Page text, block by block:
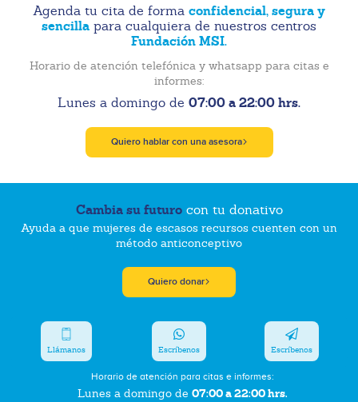
Agenda tu cita de forma confidencial, segura y
sencilla para cualquiera de nuestros centros
Fundación MSI.
Horario de atención telefónica y whatsapp para citas e
informes:
Lunes a domingo de 07:00 a 22:00 hrs.
Quiero hablar con una asesora
Cambia su futurocon tu donativo
Ayuda a que mujeres de escasos recursos cuenten con un
método anticonceptivo
Quiero donar
Horario de atención para citas e informes:
Lunes a domingo de 07:00 a 22:00 hrs.
Llámanos Escríbenos Escríbenos